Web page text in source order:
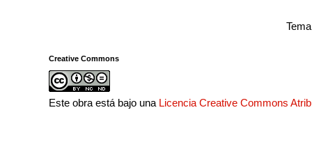
Creative Commons
Este obra está bajo una Licencia Creative Commons